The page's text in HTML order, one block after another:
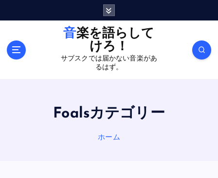
音楽を語らして
けろ！
サブスクでは届かない音楽があ
るはず。
Foalsカテゴリー
ホーム